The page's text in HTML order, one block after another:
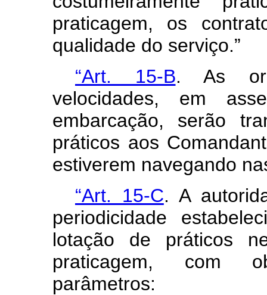
praticagem, os
qualidade do serviço.”
“Art. 15-B. As
velocidades, em
embarcação, serão
práticos aos
estiverem navegando
“Art. 15-C. A
periodicidade
lotação de práticos
praticagem, com
parâmetros: